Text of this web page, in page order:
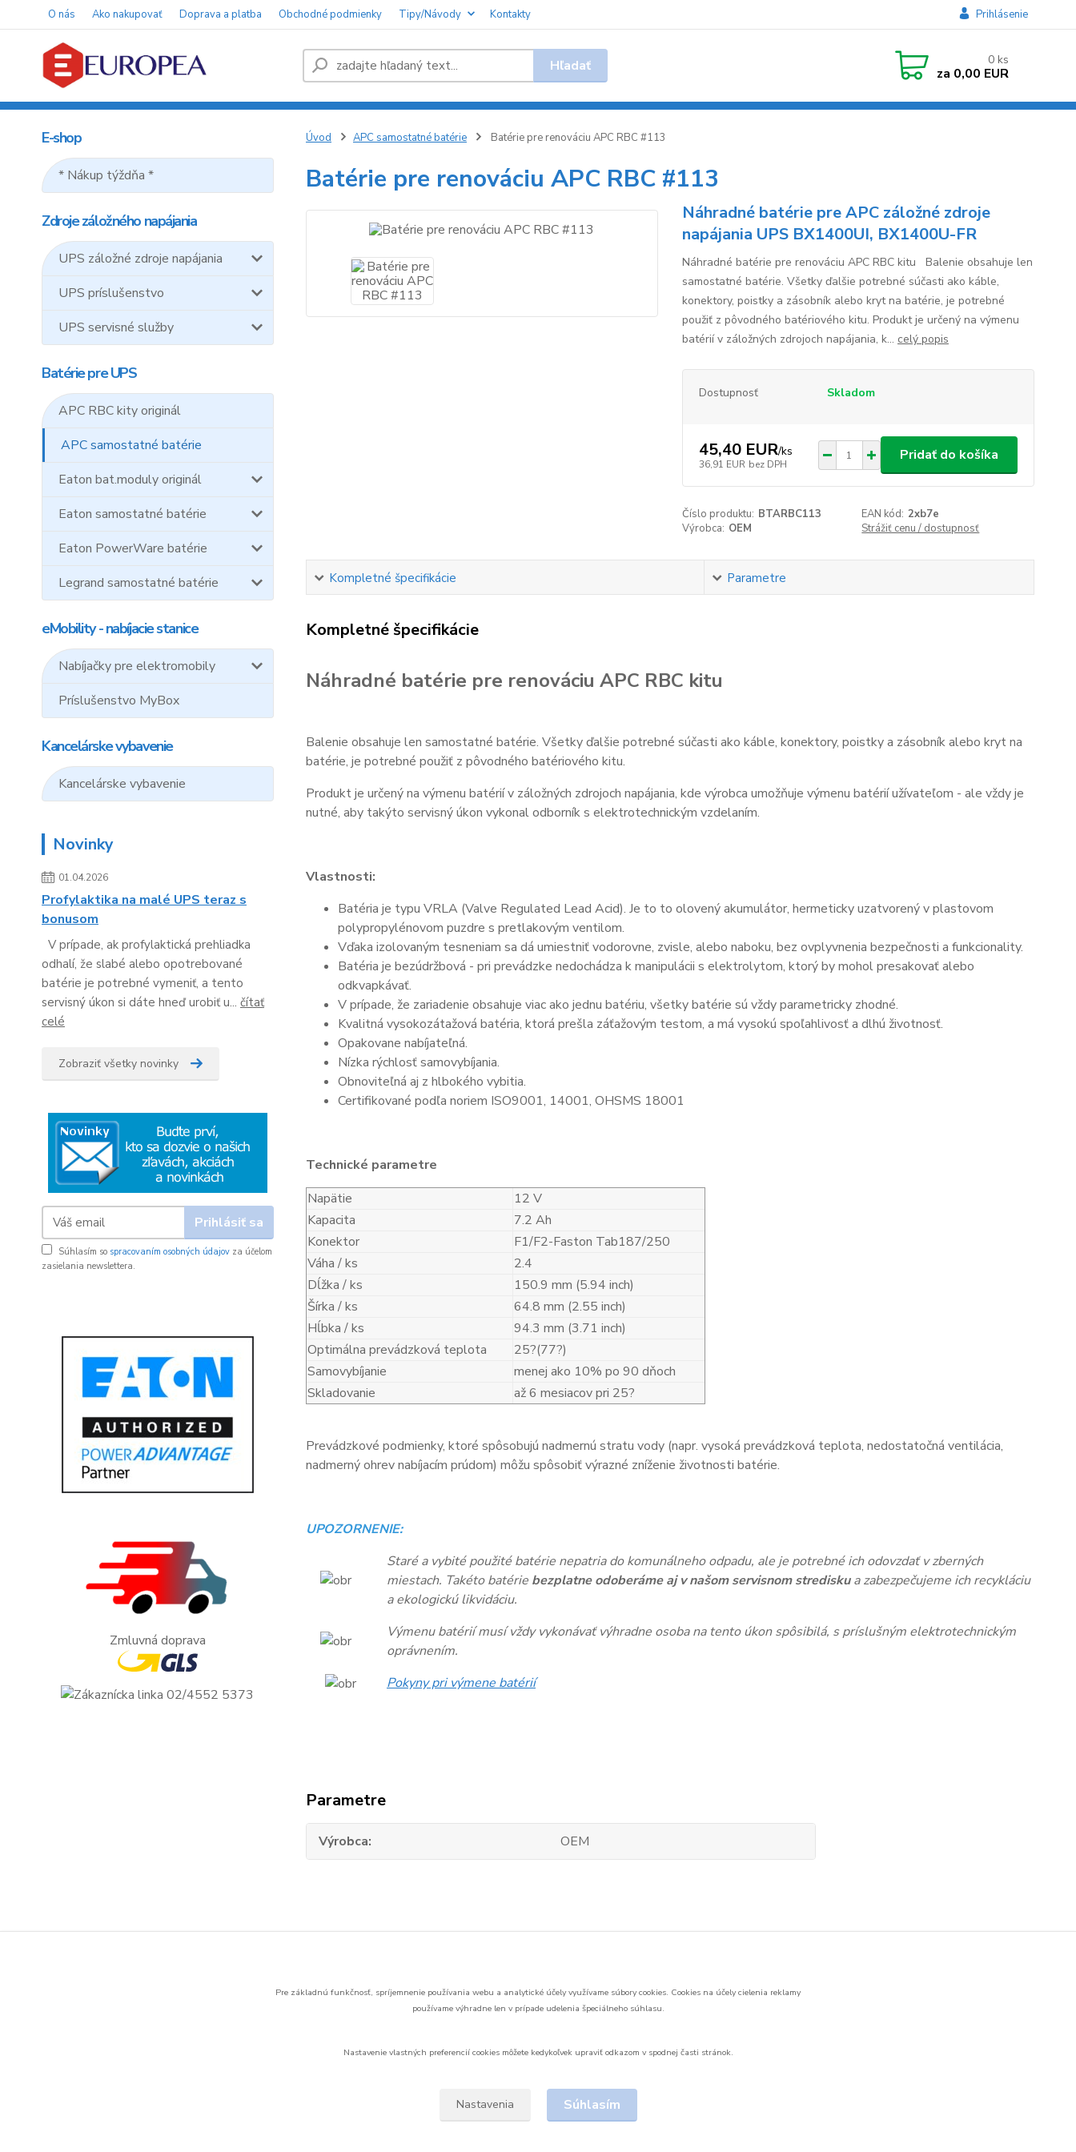
O nás Ako nakupovať Doprava a platba Obchodné podmienky Tipy/Návody Kontakty Prihlásenie
Hľadať 0 ks
za 0,00 EUR
E-shop
* Nákup týždňa *
Zdroje záložného napájania
UPS záložné zdroje napájania
UPS príslušenstvo
UPS servisné služby
Batérie pre UPS
APC RBC kity originál
APC samostatné batérie
Eaton bat.moduly originál
Eaton samostatné batérie
Eaton PowerWare batérie
Legrand samostatné batérie
eMobility - nabíjacie stanice
Nabíjačky pre elektromobily
Príslušenstvo MyBox
Kancelárske vybavenie
Kancelárske vybavenie
Novinky
01.04.2026
Profylaktika na malé UPS teraz s
bonusom
V prípade, ak profylaktická prehliadka
odhalí, že slabé alebo opotrebované
batérie je potrebné vymeniť, a tento
servisný úkon si dáte hneď urobiť u... čítať
celé
Zobraziť všetky novinky
Prihlásiť sa
Súhlasím so spracovaním osobných údajov za účelom
zasielania newslettera.
Zmluvná doprava
Úvod APC samostatné batérie Batérie pre renováciu APC RBC #113
Batérie pre renováciu APC RBC #113
Náhradné batérie pre APC záložné zdroje
napájania UPS BX1400UI, BX1400U-FR
Náhradné batérie pre renováciu APC RBC kitu Balenie obsahuje len
samostatné batérie. Všetky ďalšie potrebné súčasti ako káble,
konektory, poistky a zásobník alebo kryt na batérie, je potrebné
použiť z pôvodného batériového kitu. Produkt je určený na výmenu
batérií v záložných zdrojoch napájania, k... celý popis
Dostupnosť Skladom
45,40 EUR/ks
36,91 EUR bez DPH
Pridať do košíka
Číslo produktu: BTARBC113 EAN kód: 2xb7e
Výrobca: OEM Strážiť cenu / dostupnosť
Kompletné špecifikácie Parametre
Kompletné špecifikácie
Náhradné batérie pre renováciu APC RBC kitu
Balenie obsahuje len samostatné batérie. Všetky ďalšie potrebné súčasti ako káble, konektory, poistky a zásobník alebo kryt na
batérie, je potrebné použiť z pôvodného batériového kitu.
Produkt je určený na výmenu batérií v záložných zdrojoch napájania, kde výrobca umožňuje výmenu batérií užívateľom - ale vždy je
nutné, aby takýto servisný úkon vykonal odborník s elektrotechnickým vzdelaním.
Vlastnosti:
Batéria je typu VRLA (Valve Regulated Lead Acid). Je to to olovený akumulátor, hermeticky uzatvorený v plastovom
polypropylénovom puzdre s pretlakovým ventilom.
Vďaka izolovaným tesneniam sa dá umiestniť vodorovne, zvisle, alebo naboku, bez ovplyvnenia bezpečnosti a funkcionality.
Batéria je bezúdržbová - pri prevádzke nedochádza k manipulácii s elektrolytom, ktorý by mohol presakovať alebo
odkvapkávať.
V prípade, že zariadenie obsahuje viac ako jednu batériu, všetky batérie sú vždy parametricky zhodné.
Kvalitná vysokozátažová batéria, ktorá prešla záťažovým testom, a má vysokú spoľahlivosť a dlhú životnosť.
Opakovane nabíjateľná.
Nízka rýchlosť samovybíjania.
Obnoviteľná aj z hlbokého vybitia.
Certifikované podľa noriem ISO9001, 14001, OHSMS 18001
Technické parametre
Napätie
12 V
Kapacita
7.2 Ah
Konektor
F1/F2-Faston Tab187/250
Váha / ks
2.4
Dĺžka / ks
150.9 mm (5.94 inch)
Šírka / ks
64.8 mm (2.55 inch)
Hĺbka / ks
94.3 mm (3.71 inch)
Optimálna prevádzková teplota
25?(77?)
Samovybíjanie
menej ako 10% po 90 dňoch
Skladovanie
až 6 mesiacov pri 25?
Prevádzkové podmienky, ktoré spôsobujú nadmernú stratu vody (napr. vysoká prevádzková teplota, nedostatočná ventilácia,
nadmerný ohrev nabíjacím prúdom) môžu spôsobiť výrazné zníženie životnosti batérie.
UPOZORNENIE:
Staré a vybité použité batérie nepatria do komunálneho odpadu, ale je potrebné ich odovzdať v zberných
miestach. Takéto batérie bezplatne odoberáme aj v našom servisnom strediskua zabezpečujeme ich recykláciu
a ekologickú likvidáciu.
Výmenu batérií musí vždy vykonávať výhradne osoba na tento úkon spôsibilá, s príslušným elektrotechnickým
oprávnením.
Pokyny pri výmene batérií
Parametre
Výrobca OEM
Pre základnú funkčnosť, spríjemnenie používania webu a analytické účely využívame súbory cookies. Cookies na účely cielenia reklamy
používame výhradne len v prípade udelenia špeciálneho súhlasu.
Nastavenie vlastných preferencií cookies môžete kedykoľvek upraviť odkazom v spodnej časti stránok.
Nastavenia Súhlasím